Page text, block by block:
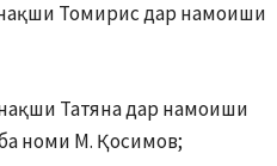
Томирис дар намоиши
Татяна дар намоиши
номи М. Қосимов;